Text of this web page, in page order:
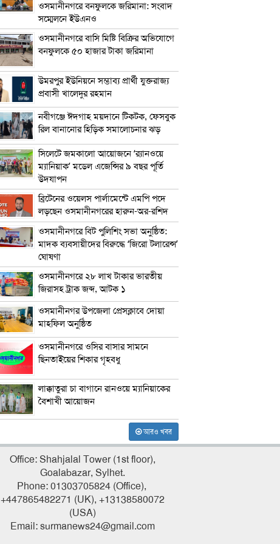
ওসমানীনগরে বনফুলকে জরিমানা: সংবাদ
সম্মেলনে ইউএনও
ওসমানীনগরে বাসি মিষ্টি বিক্রির অভিযোগে
বনফুলকে ৫০ হাজার টাকা জরিমানা
উমরপুর ইউনিয়নে সম্ভাব্য প্রার্থী যুক্তরাজ্য
প্রবাসী খালেদুর রহমান
নবীগঞ্জে ঈদগাহ ময়দানে টিকটক, ফেসবুক
রিল বানানোর হিড়িক সমালোচনার ঝড়
সিলেটে জমকালো আয়োজনে ‘র‍্যানওয়ে
ম্যানিয়াক’ মডেল এজেন্সির ৯ বছর পূর্তি
উদযাপন
ব্রিটেনের ওয়েলস পার্লামেন্টে এমপি পদে
লড়ছেন ওসমানীনগরের হারুন-অর-রশিদ
ওসমানীনগরে বিট পুলিশিং সভা অনুষ্ঠিত:
মাদক ব্যবসায়ীদের বিরুদ্ধে ‘জিরো টলারেন্স’
ঘোষণা
ওসমানীনগরে ২৮ লাখ টাকার ভারতীয়
জিরাসহ ট্রাক জব্দ, আটক ১
ওসমানীনগর উপজেলা প্রেসক্লাবে দোয়া
মাহফিল অনুষ্ঠিত
ওসমানীনগরে ওসির বাসার সামনে
ছিনতাইয়ের শিকার গৃহবধু
লাক্কাতুরা চা বাগানে রানওয়ে ম্যানিয়াকের
বৈশাখী আয়োজন
আরও খবর
Office: Shahjalal Tower (1st floor),
Goalabazar, Sylhet.
Phone: 01303705824 (Office),
+447865482271 (UK), +13138580072
(USA)
Email: surmanews24@gmail.com